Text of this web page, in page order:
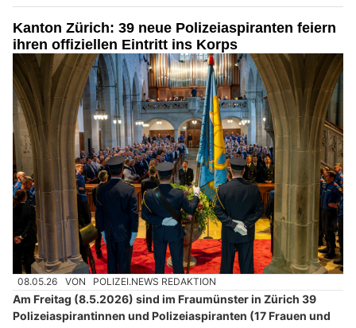
Kanton Zürich: 39 neue Polizeiaspiranten feiern
ihren offiziellen Eintritt ins Korps
08.05.26 VON POLIZEI.NEWS REDAKTION
Am Freitag (8.5.2026) sind im Fraumünster in Zürich 39
Polizeiaspirantinnen und Polizeiaspiranten (17 Frauen und